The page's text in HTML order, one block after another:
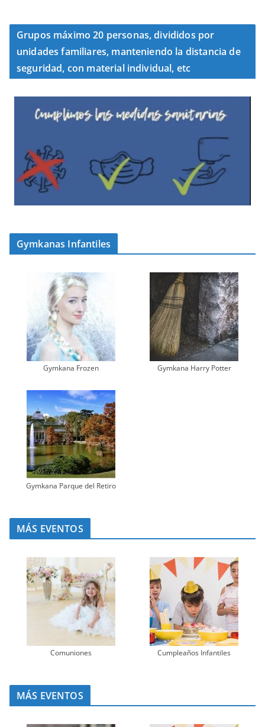
Grupos máximo 20 personas, divididos por
unidades familiares, manteniendo la distancia de
seguridad, con material individual, etc
Gymkanas Infantiles
Gymkana Frozen Gymkana Harry Potter
Gymkana Parque del Retiro
MÁS EVENTOS
Comuniones Cumpleaños Infantiles
MÁS EVENTOS